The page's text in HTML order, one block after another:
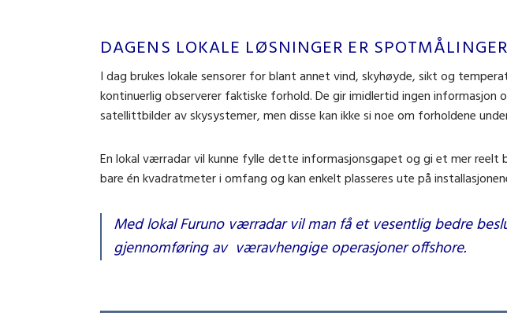
DAGENS LOKALE LØSNINGER ER SPOTMÅLINGER
I dag brukes lokale sensorer for blant annet vind, skyhøyde, sikt og
kontinuerlig observerer faktiske forhold. De gir imidlertid ingen
satellittbilder av skysystemer, men disse kan ikke si noe om forholdene
En lokal værradar vil kunne fylle dette informasjonsgapet og gi et mer
bare én kvadratmeter i omfang og kan enkelt plasseres ute på
Med lokal Furuno værradar vil man få et vesentlig bedre
gjennomføring av væravhengige operasjoner offshore.